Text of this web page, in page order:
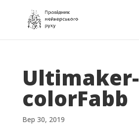
Ultimaker-
colorFabb
Вер 30, 2019